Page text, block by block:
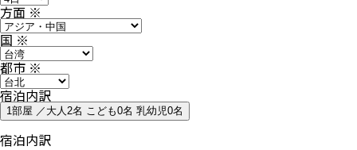
方面※
国※
都市※
宿泊内訳
1部屋 ／大人2名 こども0名 乳幼児0名
宿泊内訳